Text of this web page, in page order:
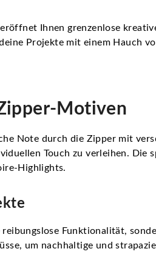
Ihnen grenzenlose
Projekte mit einem Hauch
Motiven
Note durch die Zipper mit
Touch zu verleihen. Die
Highlights.
Funktionalität,
um nachhaltige und